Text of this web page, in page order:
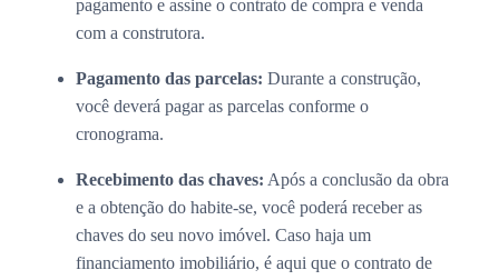
pagamento e assine o contrato de compra e venda
com a construtora.
Pagamento das parcelas: Durante a construção,
você deverá pagar as parcelas conforme o
cronograma.
Recebimento das chaves: Após a conclusão da obra
e a obtenção do habite-se, você poderá receber as
chaves do seu novo imóvel. Caso haja um
financiamento imobiliário, é aqui que o contrato de